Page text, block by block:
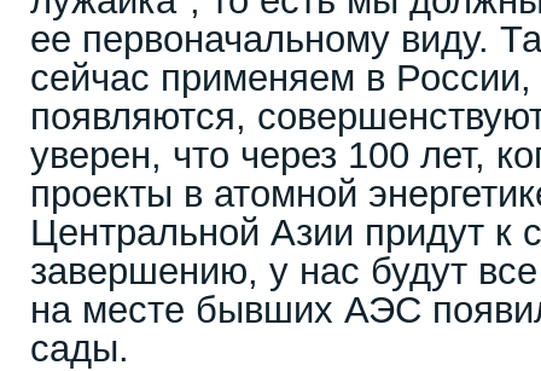
ее первоначальному виду.
сейчас применяем в России,
появляются,
уверен, что через 100 лет,
проекты в атомной
Центральной Азии придут к
завершению, у нас будут
на месте бывших АЭС
сады.